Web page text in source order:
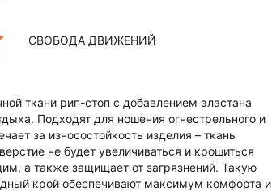
СВОБОДА ДВИЖЕНИЙ
ткани рип-стоп с добавлением эластана
Подходят для ношения огнестрельного и
за износостойкость изделия – ткань
не будет увеличиваться и крошиться
а также защищает от загрязнений. Такую
крой обеспечивают максимум комфорта и